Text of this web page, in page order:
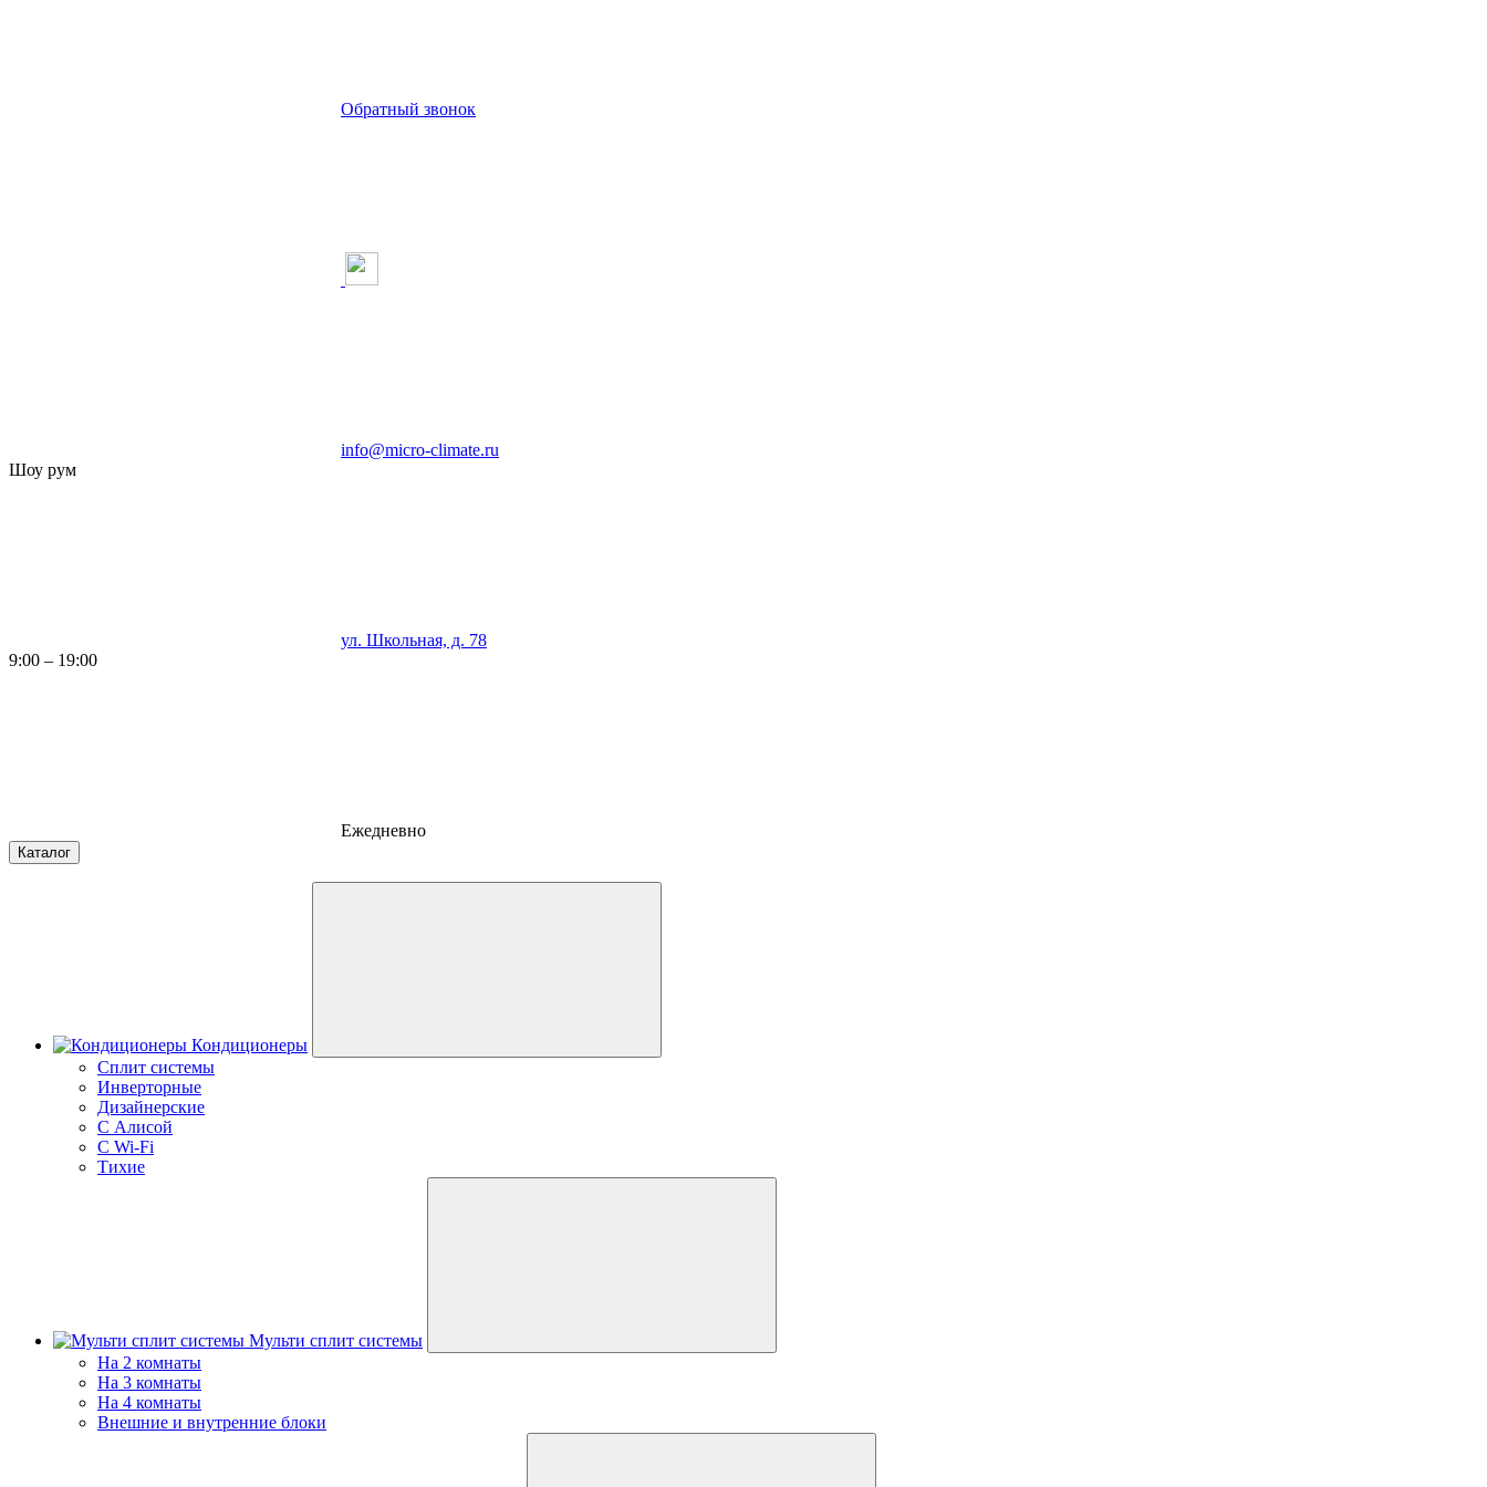
Обратный звонок
info@micro-climate.ru
Шоу рум
ул. Школьная, д. 78
9:00 – 19:00
Ежедневно
Каталог
Кондиционеры
Сплит системы
Инверторные
Дизайнерские
С Алисой
C Wi-Fi
Тихие
Мульти сплит системы
На 2 комнаты
На 3 комнаты
На 4 комнаты
Внешние и внутренние блоки